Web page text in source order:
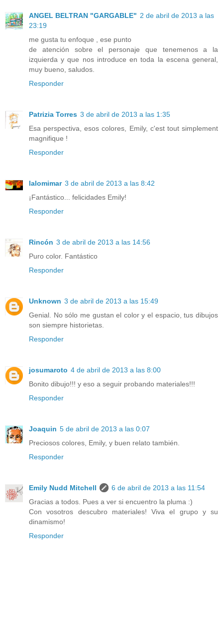
ANGEL BELTRAN "GARGABLE" 2 de abril de 2013 a las
23:19
me gusta tu enfoque , ese punto
de atención sobre el personaje que tenemenos a la
izquierda y que nos introduce en toda la escena general,
muy bueno, saludos.
Responder
Patrizia Torres 3 de abril de 2013 a las 1:35
Esa perspectiva, esos colores, Emily, c'est tout simplement
magnifique !
Responder
lalomimar 3 de abril de 2013 a las 8:42
¡Fantástico... felicidades Emily!
Responder
Rincón 3 de abril de 2013 a las 14:56
Puro color. Fantástico
Responder
Unknown 3 de abril de 2013 a las 15:49
Genial. No sólo me gustan el color y el espacio, tus dibujos
son siempre historietas.
Responder
josumaroto 4 de abril de 2013 a las 8:00
Bonito dibujo!!! y eso a seguir probando materiales!!!
Responder
Joaquin 5 de abril de 2013 a las 0:07
Preciosos colores, Emily, y buen relato también.
Responder
Emily Nudd Mitchell
6 de abril de 2013 a las 11:54
Gracias a todos. Pues a ver si encuentro la pluma :)
Con vosotros descubro materiales! Viva el grupo y su
dinamismo!
Responder